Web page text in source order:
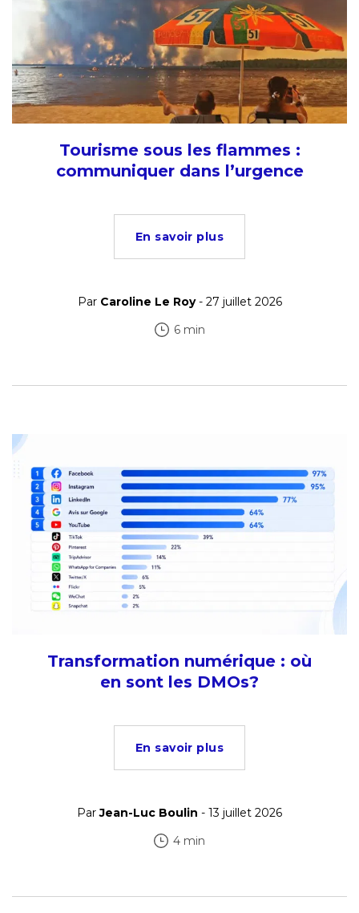
Tourisme sous les flammes :
communiquer dans l’urgence
En savoir plus
Par Caroline Le Roy- 27 juillet 2026
6 min
Transformation numérique : où
en sont les DMOs?
En savoir plus
ParJean-Luc Boulin - 13 juillet 2026
4 min